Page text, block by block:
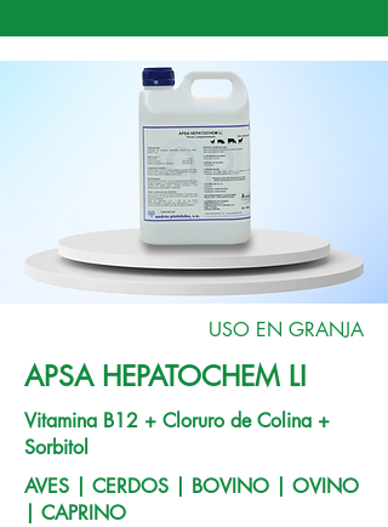
USO EN GRANJA
APSA HEPATOCHEM LI
Vitamina B12 + Cloruro de Colina +
Sorbitol
AVES | CERDOS | BOVINO | OVINO
| CAPRINO